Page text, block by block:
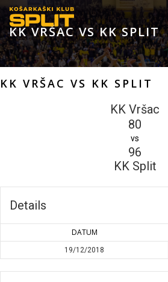
KK VRŠAC VS KK SPLIT
KK VRŠAC VS KK SPLIT
KK Vršac
80
vs
96
KK Split
Details
DATUM
19/12/2018